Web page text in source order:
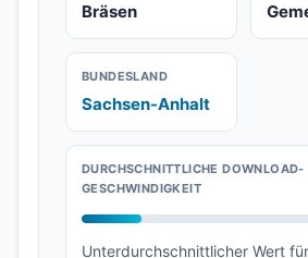
Bräsen
BUNDESLAND
Sachsen-Anhalt
DURCHSCHNITTLICHE DOWNLOAD-
GESCHWINDIGKEIT
Unterdurchschnittlicher Wert